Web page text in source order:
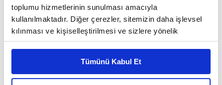
toplumu hizmetlerinin sunulması amacıyla
kullanılmaktadır. Diğer çerezler, sitemizin daha işlevsel
kılınması ve kişiselleştirilmesi ve sizlere yönelik
reklam/pazarlama faaliyetlerinin yapılması, amaçlarıyla
Çerezlere ilişkin tercihlerinizi çerez paneli vasıtasıyla
belirleyebilirsiniz. Çerezlere ilişkin detaylı bilgi için
Tümünü Kabul Et
TANITIM